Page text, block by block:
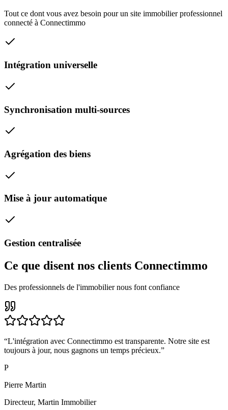
Tout ce dont vous avez besoin pour un site immobilier professionnel
connecté à Connectimmo
Intégration universelle
Synchronisation multi-sources
Agrégation des biens
Mise à jour automatique
Gestion centralisée
Ce que disent nos clients Connectimmo
Des professionnels de l'immobilier nous font confiance
“L'intégration avec Connectimmo est transparente. Notre site est
toujours à jour, nous gagnons un temps précieux.”
P
Pierre Martin
Directeur, Martin Immobilier